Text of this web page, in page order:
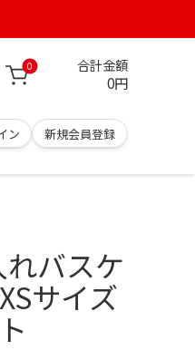
0 合計金額
0円
ン 新規会員登録
バスケ
サイズ